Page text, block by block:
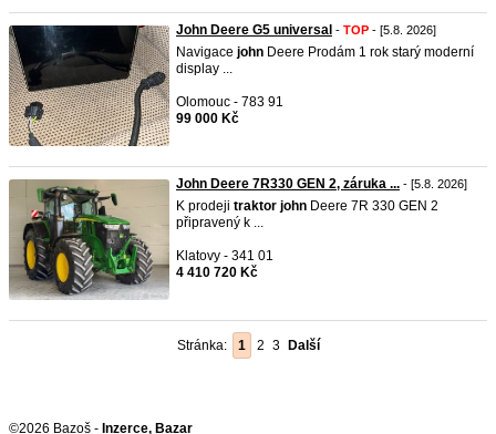
John Deere G5 universal - TOP - [5.8. 2026]
Navigace john Deere Prodám 1 rok starý moderní
display ...
Olomouc - 783 91
99 000 Kč
John Deere 7R330 GEN 2, záruka ... - [5.8. 2026]
K prodeji traktor john Deere 7R 330 GEN 2
připravený k ...
Klatovy - 341 01
4 410 720 Kč
Stránka: 1 2 3 Další
©2026 Bazoš - Inzerce, Bazar